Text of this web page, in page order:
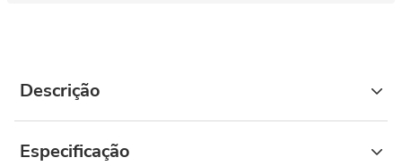
Descrição
Especificação